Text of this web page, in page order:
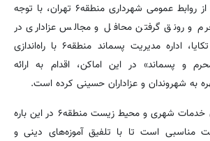
به نقل از روابط عمومی شهرداری منطقه۶ تهران، با توجه
و رونق گرفتن محافل و مجالس عزاداری در
مساجد، حسینیه‌ها و تکایا، اداره مدیریت پسماند منطقه۶ با راه‌اندازی
و پسماند» در این اماکن، اقدام به ارائه
به شهروندان و عزاداران حسینی کرده است.
حسن اختردانش معاون خدمات شهری و محیط زیست منطقه۶ در این باره
مناسبی است تا با تلفیق آموزه‌های دینی و